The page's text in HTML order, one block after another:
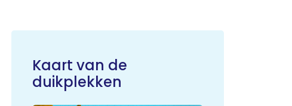
Kaart van de
duikplekken